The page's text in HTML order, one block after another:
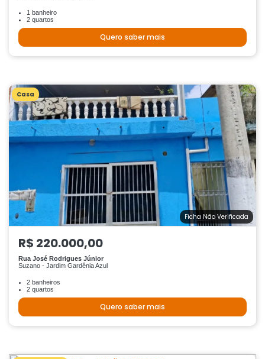
1 banheiro
2 quartos
Quero saber mais
Casa
Ficha Não Verificada
R$ 220.000,00
Rua José Rodrigues Júnior
Suzano - Jardim Gardênia Azul
2 banheiros
2 quartos
Quero saber mais